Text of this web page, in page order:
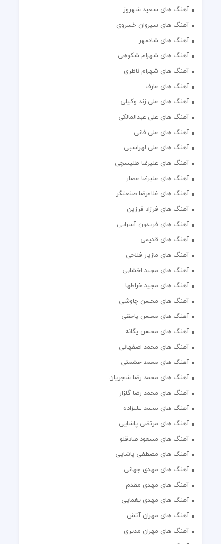
آهنگ های سعید شهروز
آهنگ های سیروان خسروی
آهنگ های شادمهر
آهنگ های شهرام شکوهی
آهنگ های شهرام ناظری
آهنگ های عارف
آهنگ های علی زند وکیلی
آهنگ های علی عبدالمالکی
آهنگ های علی فانی
آهنگ های علی لهراسبی
آهنگ های علیرضا طلیسچی
آهنگ های علیرضا عصار
آهنگ های غلامرضا صنعتگر
آهنگ های فرزاد فرزین
آهنگ های فریدون آسرایی
آهنگ های قدیمی
آهنگ های مازیار فلاحی
آهنگ های مجید اخشابی
آهنگ های مجید خراطها
آهنگ های محسن چاوشی
آهنگ های محسن یاحقی
آهنگ های محسن یگانه
آهنگ های محمد اصفهانی
آهنگ های محمد حشمتی
آهنگ های محمد رضا شجریان
آهنگ های محمد رضا گلزار
آهنگ های محمد علیزاده
آهنگ های مرتضی پاشایی
آهنگ های مسعود صادقلو
آهنگ های مصطفی پاشایی
آهنگ های مهدی جهانی
آهنگ های مهدی مقدم
آهنگ های مهدی یغمایی
آهنگ های مهران آتش
آهنگ های مهران مدیری